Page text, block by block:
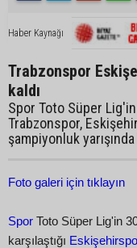
Haber Kaynağı
Trabzonspor
kaldı
Spor Toto Süper Lig'in
Trabzonspor,
şampiyonluk
Foto galeri için tıklayın
Spor Toto Süper Lig'in
karşılaştığı